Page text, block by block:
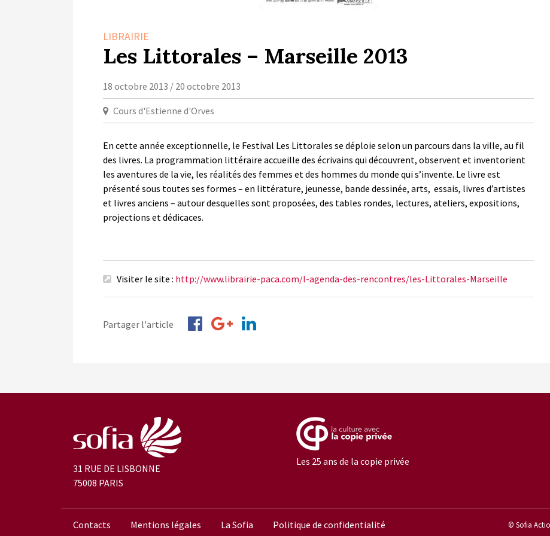
LIBRAIRIE
Les Littorales – Marseille 2013
18 octobre 2013 / 20 octobre 2013
Cours d'Estienne d'Orves
En cette année exceptionnelle, le Festival Les Littorales se déploie selon un parcours dans la ville, au fil
des livres. La programmation littéraire accueille des écrivains qui découvrent, observent et inventorient
les aventures de la vie, les réalités des femmes et des hommes du monde qui s’invente. Le livre est
présenté sous toutes ses formes – en littérature, jeunesse, bande dessinée, arts, essais, livres d’artistes
et livres anciens – autour desquelles sont proposées, des tables rondes, lectures, ateliers, expositions,
projections et dédicaces.
Visiter le site : http://www.librairie-paca.com/l-agenda-des-rencontres/les-Littorales-Marseille
Partager l'article
31 RUE DE LISBONNE
75008 PARIS
Les 25 ans de la copie privée
Contacts Mentions légales La Sofia
Politique de confidentialité
© Sofia